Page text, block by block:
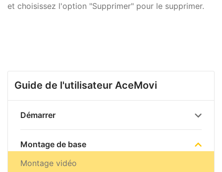
Guide de l'utilisateur AceMovi
Démarrer
Montage de base
Montage vidéo
et choisissez l'option "Supprimer" pour le supprimer.